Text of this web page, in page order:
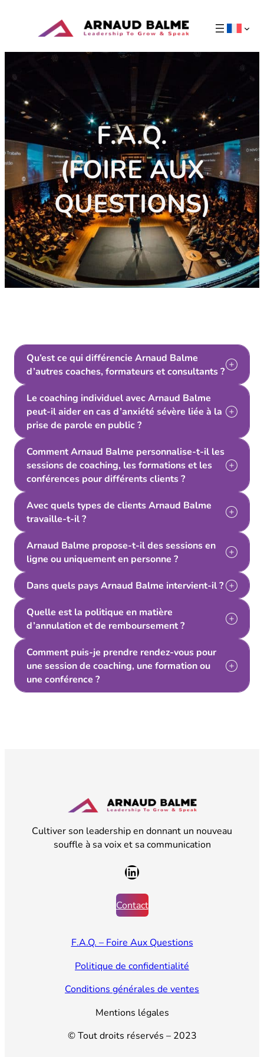
F.A.Q.
(FOIRE AUX
QUESTIONS)
Qu’est ce qui différencie Arnaud Balme
d’autres coaches, formateurs et consultants ?
Le coaching individuel avec Arnaud Balme
peut-il aider en cas d’anxiété sévère liée à la
prise de parole en public ?
Comment Arnaud Balme personnalise-t-il les
sessions de coaching, les formations et les
conférences pour différents clients ?
Avec quels types de clients Arnaud Balme
travaille-t-il ?
Arnaud Balme propose-t-il des sessions en
ligne ou uniquement en personne ?
Dans quels pays Arnaud Balme intervient-il ?
Quelle est la politique en matière
d’annulation et de remboursement ?
Comment puis-je prendre rendez-vous pour
une session de coaching, une formation ou
une conférence ?
Cultiver son leadership en donnant un nouveau
souffle à sa voix et sa communication
LinkedIn
Contact
F.A.Q. – Foire Aux Questions
Politique de confidentialité
Conditions générales de ventes
Mentions légales
© Tout droits réservés – 2023